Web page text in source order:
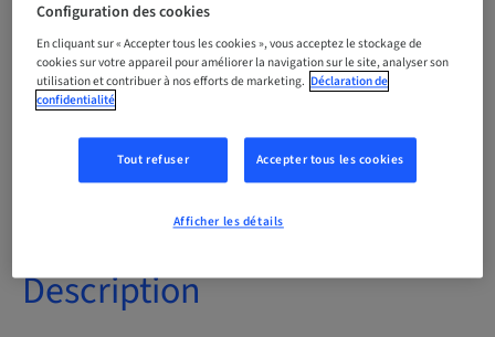
Conférencier(s)
Dr.
Francisco Carroquino
Description
Configuration des cookies
En cliquant sur « Accepter tous les cookies », vous acceptez le stockage de
cookies sur votre appareil pour améliorer la navigation sur le site, analyser son
utilisation et contribuer à nos efforts de marketing. Déclaration de
confidentialité
Tout refuser Accepter tous les cookies
Afficher les détails